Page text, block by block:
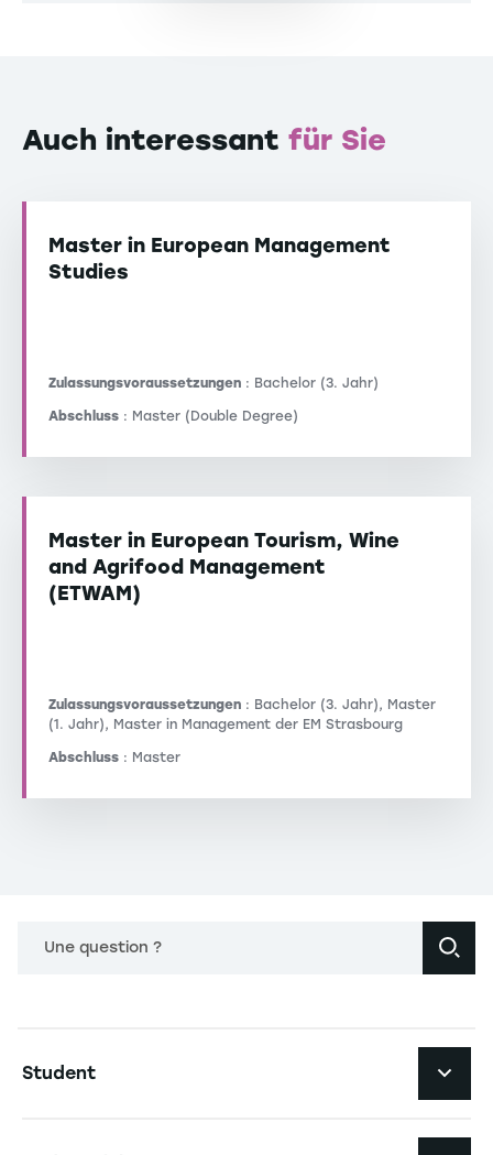
Auch interessant für Sie
Master in European Management
Studies
Zulassungsvoraussetzungen : Bachelor (3. Jahr)
Abschluss : Master (Double Degree)
Master in European Tourism, Wine
and Agrifood Management
(ETWAM)
Zulassungsvoraussetzungen : Bachelor (3. Jahr), Master
(1. Jahr), Master in Management der EM Strasbourg
Abschluss : Master
Une question ?
Student